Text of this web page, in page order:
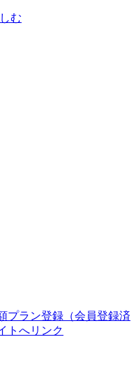
む
プラン登録（会員登録済
トへリンク